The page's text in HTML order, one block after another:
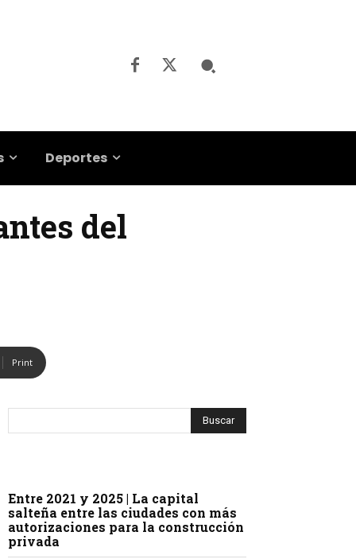
Deportes
del
Print
Entre 2021 y 2025 | La capital
salteña entre las ciudades con más
autorizaciones para la construcción
privada